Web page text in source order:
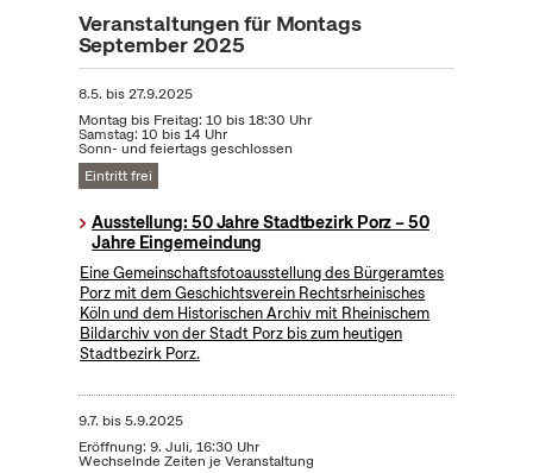
Veranstaltungen für Montags
September 2025
8.5. bis27.9.2025
Montag bis Freitag: 10 bis 18:30 Uhr
Samstag: 10 bis 14 Uhr
Sonn- und feiertags geschlossen
Eintritt frei
Ausstellung: 50 Jahre Stadtbezirk Porz – 50
Jahre Eingemeindung
Eine Gemeinschaftsfotoausstellung des Bürgeramtes
Porz mit dem Geschichtsverein Rechtsrheinisches
Köln und dem Historischen Archiv mit Rheinischem
Bildarchiv von der Stadt Porz bis zum heutigen
Stadtbezirk Porz.
9.7. bis5.9.2025
Eröffnung: 9. Juli, 16:30 Uhr
Wechselnde Zeiten je Veranstaltung